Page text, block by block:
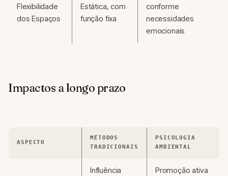
Flexibilidade
dos Espaços
Estática, com
função fixa
conforme
necessidades
emocionais
Impactos a longo prazo
ASPECTO
MÉTODOS
TRADICIONAIS
PSICOLOGIA
AMBIENTAL
Influência
Promoção ativa